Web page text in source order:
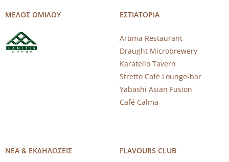
ΜΕΛΟΣ ΟΜΙΛΟΥ ΕΣΤΙΑΤΟΡΙΑ
Artima Restaurant
Draught Microbrewery
Karatello Tavern
Stretto Café Lounge-bar
Yabashi Asian Fusion
Café Calma
ΝΕΑ & ΕΚΔΗΛΩΣΕΙΣ FLAVOURS CLUB